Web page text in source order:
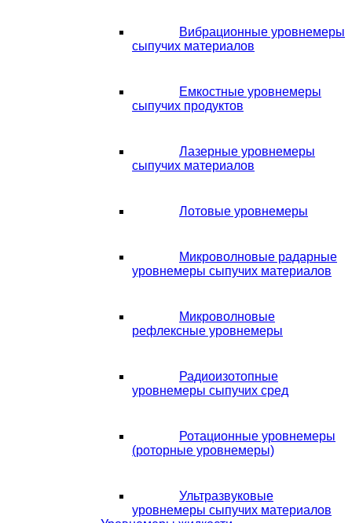
Вибрационные уровнемеры
сыпучих материалов
Емкостные уровнемеры
сыпучих продуктов
Лазерные уровнемеры
сыпучих материалов
Лотовые уровнемеры
Микроволновые радарные
уровнемеры сыпучих материалов
Микроволновые
рефлексные уровнемеры
Радиоизотопные
уровнемеры сыпучих сред
Ротационные уровнемеры
(роторные уровнемеры)
Ультразвуковые
уровнемеры сыпучих материалов